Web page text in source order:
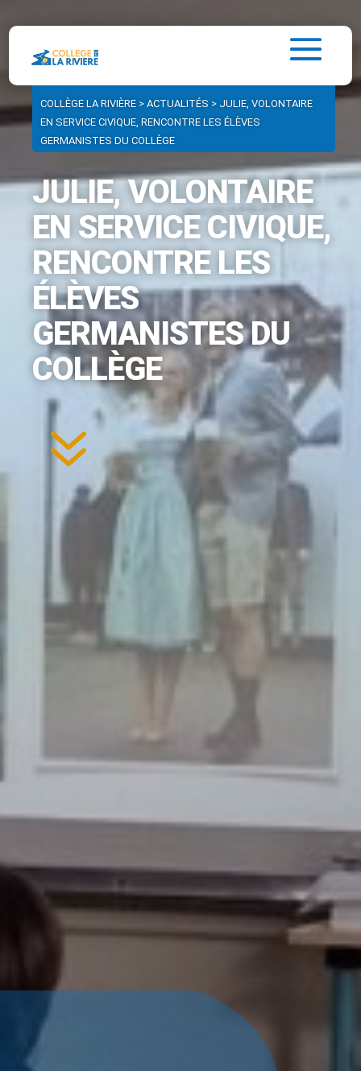
COLLÈGE LA RIVIÈRE > ACTUALITÉS > JULIE, VOLONTAIRE
EN SERVICE CIVIQUE, RENCONTRE LES ÉLÈVES
GERMANISTES DU COLLÈGE
JULIE, VOLONTAIRE
EN SERVICE CIVIQUE,
RENCONTRE LES
ÉLÈVES
GERMANISTES DU
COLLÈGE
7